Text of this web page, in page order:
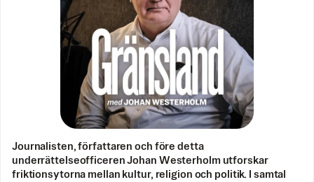
Journalisten, författaren och före detta
underrättelseofficeren Johan Westerholm utforskar
friktionsytorna mellan kultur, religion och politik. I samtal